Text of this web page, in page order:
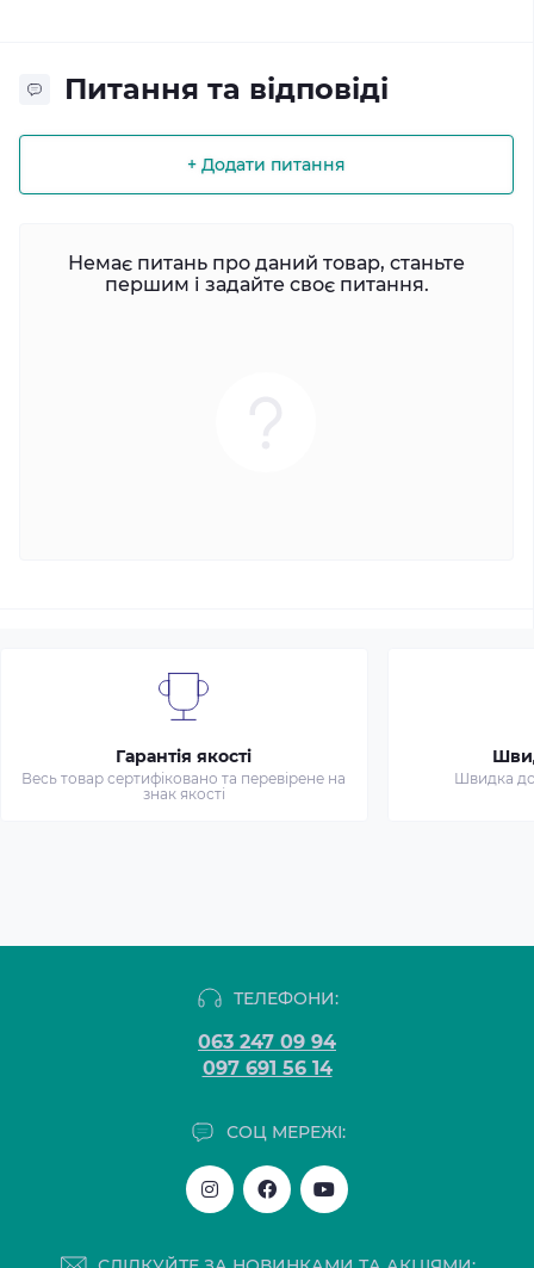
Питання та відповіді
+ Додати питання
Немає питань про даний товар, станьте
першим і задайте своє питання.
Гарантія якості
Весь товар сертифіковано та перевірене на
знак якості
Швидка
ТЕЛЕФОНИ:
063 247 09 94
097 691 56 14
СОЦ МЕРЕЖІ: